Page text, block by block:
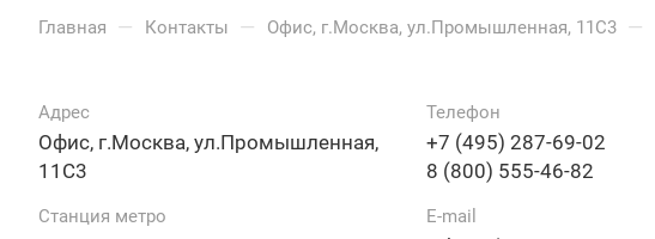
Главная — Контакты — Офис, г.Москва, ул.Промышленная, 11С3 —
Адрес
Офис, г.Москва, ул.Промышленная,
11С3
Станция метро
Телефон
+7 (495) 287-69-02
8 (800) 555-46-82
E-mail